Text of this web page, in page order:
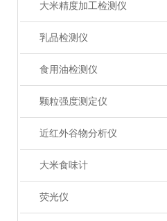
大米精度加工检测仪
乳品检测仪
食用油检测仪
颗粒强度测定仪
近红外谷物分析仪
大米食味计
荧光仪